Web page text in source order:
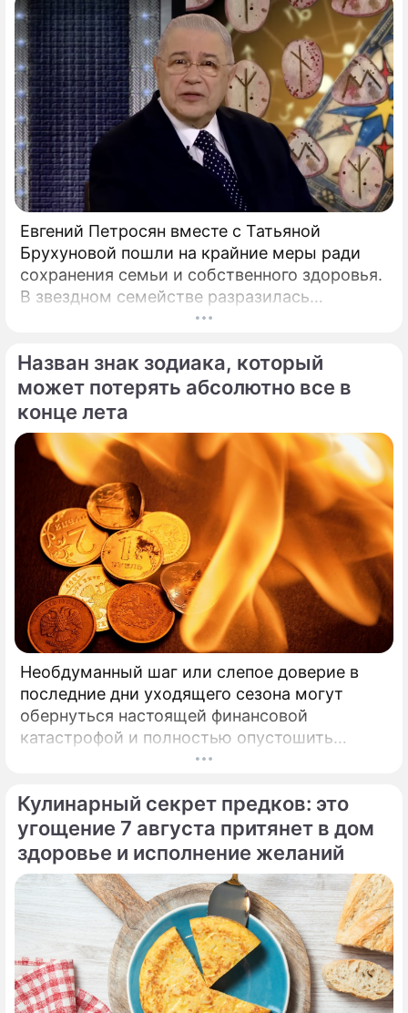
Евгений Петросян вместе с Татьяной
Брухуновой пошли на крайние меры ради
сохранения семьи и собственного здоровья.
В звездном семействе разразилась
настоящая тихая драма, которая вынудила
Назван знак зодиака, который
может потерять абсолютно все в
конце лета
Необдуманный шаг или слепое доверие в
последние дни уходящего сезона могут
обернуться настоящей финансовой
катастрофой и полностью опустошить
кошелек. Известная шаманка и ясновидящая
экстренным предупреждением для всех, кто
привык легкомысленно относиться к своим
сбережениям.
Кулинарный секрет предков: это
угощение 7 августа притянет в дом
здоровье и исполнение желаний